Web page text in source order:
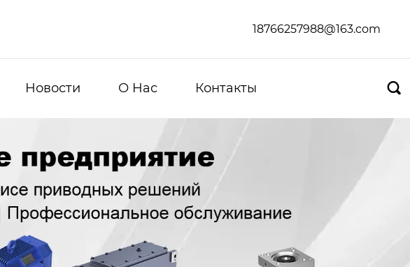
18766257988@163.com
Новости О Hас Контакты 